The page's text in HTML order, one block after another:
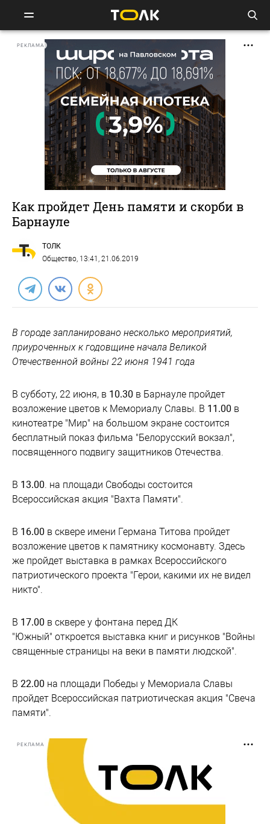
РЕКЛАМА
Как пройдет День памяти и скорби в
Барнауле
ТОЛК
Общество, 13:41, 21.06.2019
В городе запланировано несколько мероприятий,
приуроченных к годовщине начала Великой
Отечественной войны 22 июня 1941 года
В субботу, 22 июня, в 10.30 в Барнауле пройдет
возложение цветов к Мемориалу Славы. В 11.00 в
кинотеатре "Мир" на большом экране состоится
бесплатный показ фильма "Белорусский вокзал",
посвященного подвигу защитников Отечества.
В 13.00. на площади Свободы состоится
Всероссийская акция "Вахта Памяти".
В 16.00 в сквере имени Германа Титова пройдет
возложение цветов к памятнику космонавту. Здесь
же пройдет выставка в рамках Всероссийского
патриотического проекта "Герои, какими их не видел
никто".
В 17.00 в сквере у фонтана перед ДК
"Южный" откроется выставка книг и рисунков "Войны
священные страницы на веки в памяти людской".
В 22.00 на площади Победы у Мемориала Славы
пройдет Всероссийская патриотическая акция "Свеча
памяти".
РЕКЛАМА